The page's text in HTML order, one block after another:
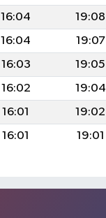
16:04 19:08
16:04 19:07
16:03 19:05
16:02 19:04
16:01 19:02
16:01 19:01